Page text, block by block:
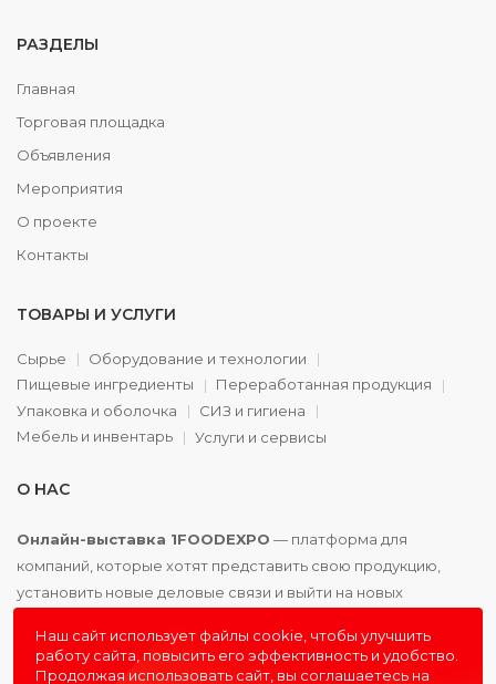
РАЗДЕЛЫ
Главная
Торговая площадка
Объявления
Мероприятия
О проекте
Контакты
ТОВАРЫ И УСЛУГИ
Сырье
Оборудование и технологии
Пищевые ингредиенты
Переработанная продукция
Упаковка и оболочка
СИЗ и гигиена
Мебель и инвентарь
Услуги и сервисы
О НАС
Онлайн-выставка 1FOODEXPO — платформа для
компаний, которые хотят представить свою продукцию,
установить новые деловые связи и выйти на новых
Наш сайт использует файлы cookie, чтобы улучшить
работу сайта, повысить его эффективность и удобство.
Продолжая использовать сайт, вы соглашаетесь на